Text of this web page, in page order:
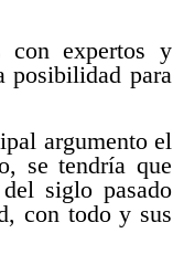
con expertos y
posibilidad para
argumento el
se tendría que
siglo pasado
con todo y sus